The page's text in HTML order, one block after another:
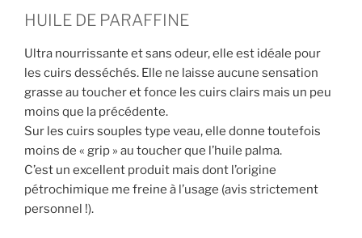
HUILE DE PARAFFINE
Ultra nourrissante et sans odeur, elle est idéale pour
les cuirs desséchés. Elle ne laisse aucune sensation
grasse au toucher et fonce les cuirs clairs mais un peu
moins que la précédente.
Sur les cuirs souples type veau, elle donne toutefois
moins de « grip » au toucher que l’huile palma.
C’est un excellent produit mais dont l’origine
pétrochimique me freine à l’usage (avis strictement
personnel !).